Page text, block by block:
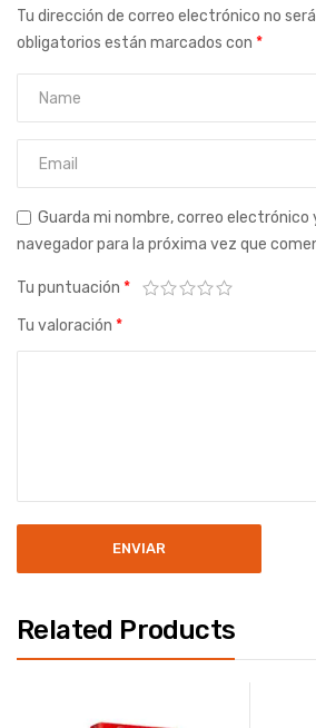
Tu dirección de correo electrónico no
obligatorios están marcados con *
Guarda mi nombre, correo electrónico
navegador para la próxima vez que
Tu puntuación *
Tu valoración *
Related Products